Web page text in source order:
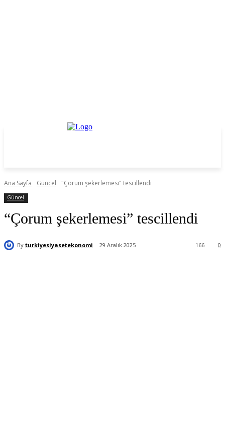
Ana Sayfa Güncel "Çorum şekerlemesi" tescillendi
Güncel
“Çorum şekerlemesi” tescillendi
By turkiyesiyasetekonomi 29 Aralık 2025 0
166